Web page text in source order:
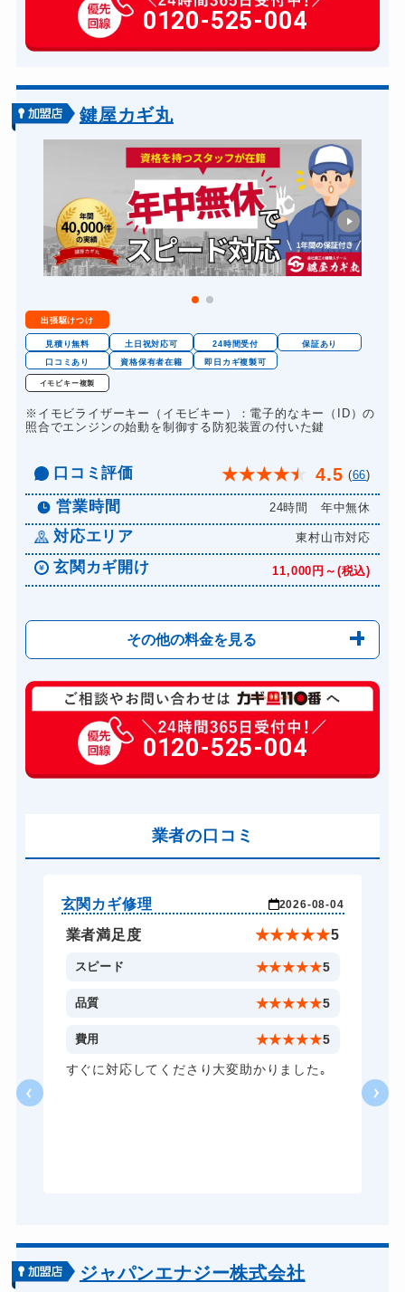
玄関カギ作成 14,300円～(税込)
玄関カギ交換 14,300円～(税込)
バイクカギ開け
バイクカギ作成 16,500円～(税込)
スーツケースカギ開け 8,800円～(税込)
スーツケースカギ作成 8,800円～(税込)
金庫カギ開け 14,300円～(税込)
金庫カギ修理 11,000円～(税込)
ロッカーカギ開け 8,800円～(税込)
ドアノブカギ開け 10,780円～(税込)
ドアノブカギ作成
ドアノブカギ交換 11,000円～(税込)
0120-525-004
鍵屋カギ丸
出張駆けつけ
見積り無料 土日祝対応可 24時間受付
保証あり
口コミあり
資格保有者在籍 即日カギ複製可
イモビキー複製
※イモビライザーキー（イモビキー）：電子的なキー（ID）の
照合でエンジンの始動を制御する防犯装置の付いた鍵
口コミ評価 ★★★★★ 4.5 (66)
営業時間 24時間 年中無休
対応エリア 東村山市対応
玄関カギ開け 11,000円～(税込)
その他の料金を見る
玄関カギ修理 6,600円～(税込)
玄関カギ作成 14,300円～(税込)
玄関カギ交換 14,300円～(税込)
バイクカギ開け
スーツケースカギ開け 8,800円～(税込)
スーツケースカギ作成 8,800円～(税込)
金庫カギ開け 14,300円～(税込)
金庫カギ修理 11,000円～(税込)
11,000円～(税込)
8,800円～(税込)
10,780円～(税込)
0120-525-004
業者の口コミ
玄関カギ修理 2026-08-04
業者満足度 ★★★★★5
スピード ★★★★★5
品質 ★★★★★5
費用 ★★★★★5
すぐに対応してくださり大変助かりました｡
ジャパンエナジー株式会社